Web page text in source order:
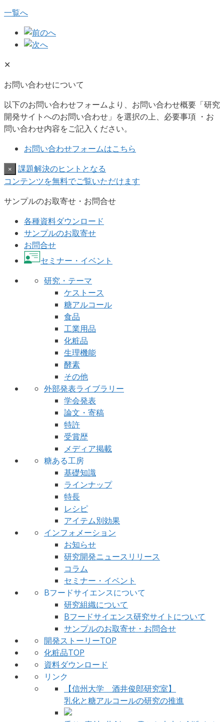
一覧へ
✕
お問い合わせについて
以下のお問い合わせフォームより、お問い合わせ概要「研究
開発サイトへのお問い合わせ」を選択の上、必要事項 ・お
問い合わせ内容をご記入ください。
お問い合わせフォームはこちら
×
課題解決のヒントとなる
コンテンツを無料でご覧いただけます
サンプルのお取寄せ・お問合せ
各種資料ダウンロード
サンプルのお取寄せ
お問合せ
セミナー・イベント
研究・テーマ
ケストース
糖アルコール
食品
工業用品
化粧品
生理機能
酵素
その他
外部発表ライブラリー
学会発表
論文・寄稿
特許
受賞歴
メディア掲載
糖ある工房
基礎知識
ラインナップ
特長
レシピ
アイテム別効果
インフォメーション
お知らせ
研究開発ニュースリリース
コラム
セミナー・イベント
Bフードサイエンスについて
研究組織について
Bフードサイエンス研究サイトについて
サンプルのお取寄せ・お問合せ
開発ストーリーTOP
化粧品TOP
資料ダウンロード
リンク
【信州大学 酒井俊郎研究室】
乳化と糖アルコールの研究の推進